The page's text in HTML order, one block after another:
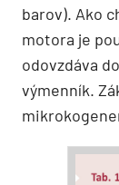
barov). Ako
motora je
odovzdáva
výmenník.